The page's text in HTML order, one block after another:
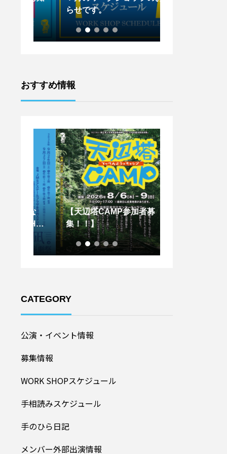
らせです。
おすすめ情報
【天辺塔CAMP参加者募
集！！】
CATEGORY
公演・イベント情報
募集情報
WORK SHOPスケジュール
手相読みスケジュール
手のひら日記
メンバー外部出演情報